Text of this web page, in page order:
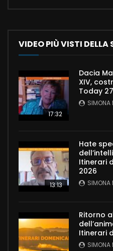
VIDEO PIÙ VISTI
17:32
Dacia
XIV,
Today
SIMONA
13:13
Hate
Itinerari
2026
SIMONA
Ritorno
Itinerari
SIMONA